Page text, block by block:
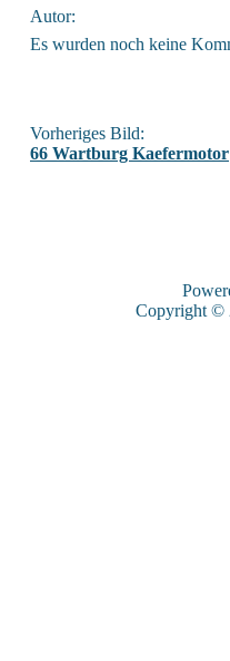
Autor:
Es wurden noch keine
Vorheriges Bild:
66 Wartburg Kaefermotor
Copyright ©